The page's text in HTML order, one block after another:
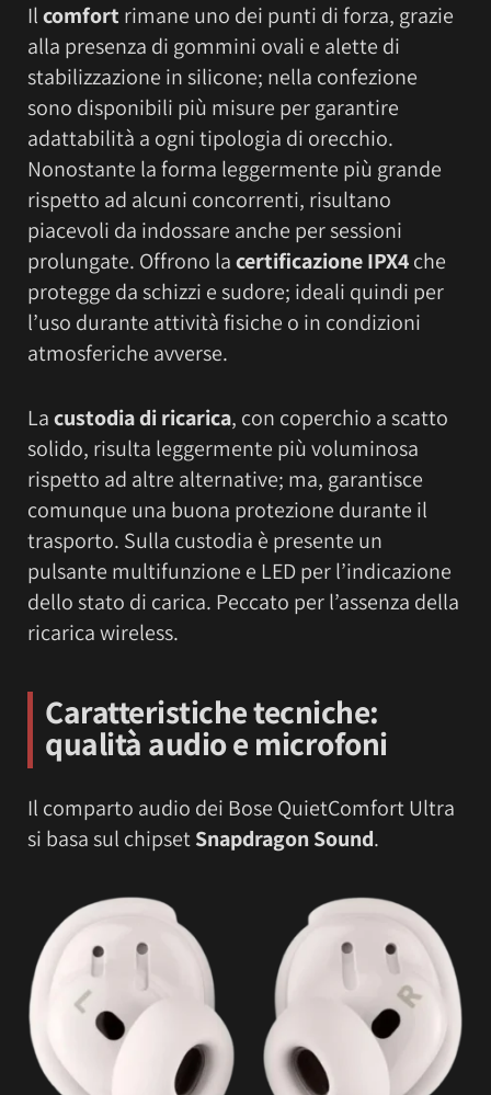
Ilcomfort rimane uno dei punti di forza, grazie
alla presenza di gommini ovali e alette di
stabilizzazione in silicone; nella confezione
sono disponibili più misure per garantire
adattabilità a ogni tipologia di orecchio.
Nonostante la forma leggermente più grande
rispetto ad alcuni concorrenti, risultano
piacevoli da indossare anche per sessioni
prolungate. Offrono lacertificazione IPX4che
protegge da schizzi e sudore; ideali quindi per
l’uso durante attività fisiche o in condizioni
atmosferiche avverse.
Lacustodia di ricarica, con coperchio a scatto
solido, risulta leggermente più voluminosa
rispetto ad altre alternative; ma, garantisce
comunque una buona protezione durante il
trasporto. Sulla custodia è presente un
pulsante multifunzione e LED per l’indicazione
dello stato di carica. Peccato per l’assenza della
ricarica wireless.
Caratteristiche tecniche:
qualità audio e microfoni
Il comparto audio dei Bose QuietComfort Ultra
si basa sul chipsetSnapdragon Sound.